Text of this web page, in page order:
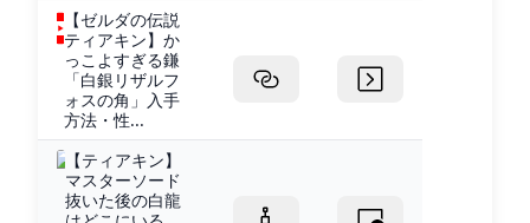
【ゼルダの伝説
ティアキン】か
っこよすぎる鎌
「白銀リザルフ
ォスの角」入手
方法・性...
【ティアキン】
マスターソード
抜いた後の白龍